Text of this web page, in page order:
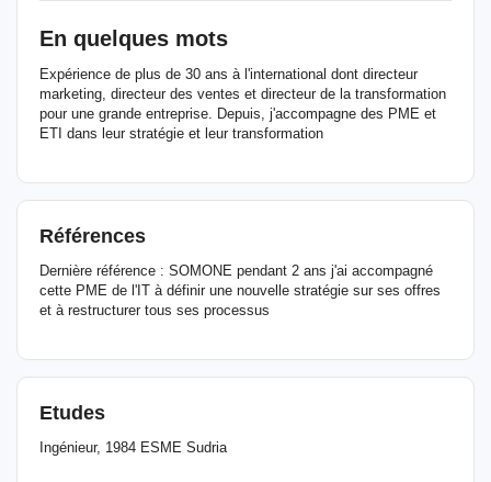
En quelques mots
Expérience de plus de 30 ans à l'international dont directeur
marketing, directeur des ventes et directeur de la transformation
pour une grande entreprise. Depuis, j'accompagne des PME et
ETI dans leur stratégie et leur transformation
Références
Dernière référence : SOMONE pendant 2 ans j'ai accompagné
cette PME de l'IT à définir une nouvelle stratégie sur ses offres
et à restructurer tous ses processus
Etudes
Ingénieur, 1984 ESME Sudria